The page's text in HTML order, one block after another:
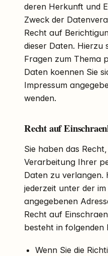
deren Herkunft und
Zweck der
Recht auf
dieser Daten. Hierzu
Fragen zum Thema
Daten koennen Sie
Impressum
wenden.
Recht auf
Sie haben das
Verarbeitung Ihrer
Daten zu verlangen.
jederzeit unter der
angegebenen
Recht auf
besteht in folgenden
Wenn Sie die